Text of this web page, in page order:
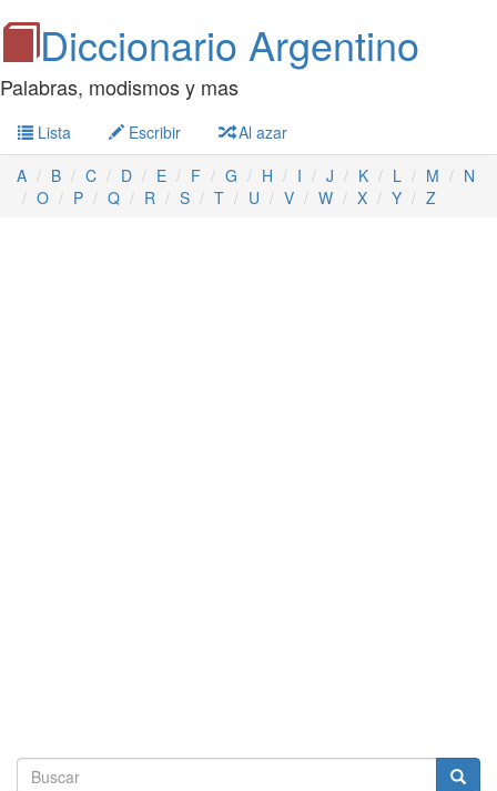
Diccionario Argentino
Palabras, modismos y mas
Lista Escribir
Al azar
A
B C D E F G H I J K L M
N
O
P Q R S T U V W X Y Z